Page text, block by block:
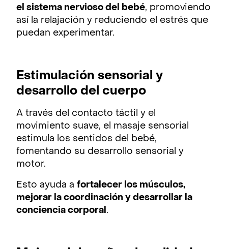
el sistema nervioso del bebé, promoviendo
así la relajación y reduciendo el estrés que
puedan experimentar.
Estimulación sensorial y
desarrollo del cuerpo
A través del contacto táctil y el
movimiento suave, el masaje sensorial
estimula los sentidos del bebé,
fomentando su desarrollo sensorial y
motor.
Esto ayuda a fortalecer los músculos,
mejorar la coordinación y desarrollar la
conciencia corporal .